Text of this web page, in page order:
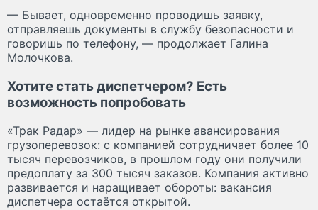
— Бывает, одновременно проводишь заявку,
отправляешь документы в службу безопасности и
говоришь по телефону, — продолжает Галина
Молочкова.
Хотите стать диспетчером? Есть
возможность попробовать
«Трак Радар» — лидер на рынке авансирования
грузоперевозок: с компанией сотрудничает более 10
тысяч перевозчиков, в прошлом году они получили
предоплату за 300 тысяч заказов. Компания активно
развивается и наращивает обороты: вакансия
диспетчера остаётся открытой.